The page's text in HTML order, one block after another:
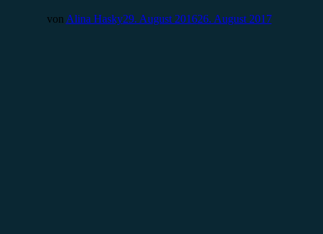
von Alina Hasky29. August 201626. August 2017